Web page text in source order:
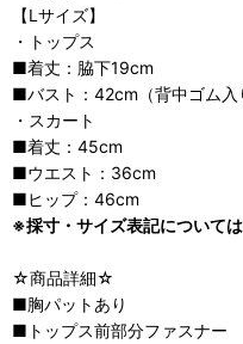
【Lサイズ】
・トップス
■着丈：脇下19cm
■バスト：42cm（背中ゴム入
・スカート
■着丈：45cm
■ウエスト：36cm
■ヒップ：46cm
※採寸・サイズ表記について
☆商品詳細☆
■胸パットあり
■トップス前部分ファスナー